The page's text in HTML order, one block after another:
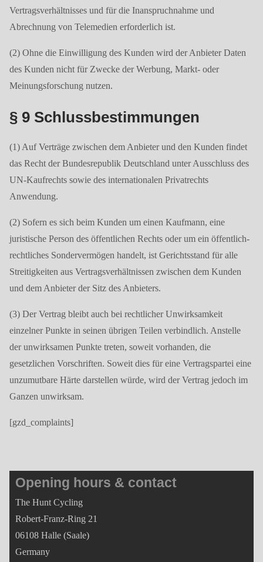
Vertragsverhältnisses und für die Inanspruchnahme und
Abrechnung von Telemedien erforderlich ist.
(2) Ohne die Einwilligung des Kunden wird der Anbieter Daten
des Kunden nicht für Zwecke der Werbung, Markt- oder
Meinungsforschung nutzen.
§ 9 Schlussbestimmungen
(1) Auf Verträge zwischen dem Anbieter und den Kunden findet
das Recht der Bundesrepublik Deutschland unter Ausschluss des
UN-Kaufrechts sowie des internationalen Privatrechts
Anwendung.
(2) Sofern es sich beim Kunden um einen Kaufmann, eine
juristische Person des öffentlichen Rechts oder um ein öffentlich-
rechtliches Sondervermögen handelt, ist Gerichtsstand für alle
Streitigkeiten aus Vertragsverhältnissen zwischen dem Kunden
und dem Anbieter der Sitz des Anbieters.
(3) Der Vertrag bleibt auch bei rechtlicher Unwirksamkeit
einzelner Punkte in seinen übrigen Teilen verbindlich. Anstelle
der unwirksamen Punkte treten, soweit vorhanden, die
gesetzlichen Vorschriften. Soweit dies für eine Vertragspartei eine
unzumutbare Härte darstellen würde, wird der Vertrag jedoch im
Ganzen unwirksam.
[gzd_complaints]
Opening hours & contact
The Hunt Cycling
Robert-Franz-Ring 21
06108 Halle (Saale)
Germany